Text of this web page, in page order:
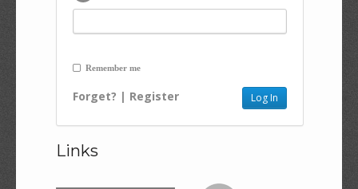
Remember me
Forget? | Register
Links